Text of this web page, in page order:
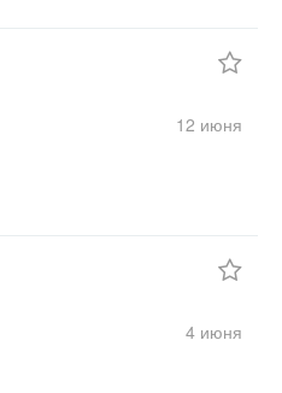
12 июня
4 июня